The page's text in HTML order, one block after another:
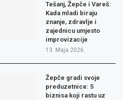
Tešanj, Žepče i Vareš:
Kada mladi biraju
znanje, zdravlje i
zajednicu umjesto
improvizacije
13. Maja 2026.
Žepče gradi svoje
preduzetnice: 5
biznisa koji rastu uz